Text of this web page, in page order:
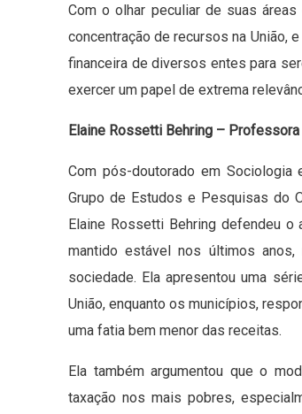
Com o olhar peculiar de suas
concentração de recursos na União,
financeira de diversos entes para
exercer um papel de extrema
Elaine Rossetti Behring –
Com pós-doutorado em
Grupo de Estudos e Pesquisas do
Elaine Rossetti Behring defendeu o
mantido estável nos últimos
sociedade. Ela apresentou uma
União, enquanto os municípios,
uma fatia bem menor das receitas.
Ela também argumentou que o
taxação nos mais pobres,